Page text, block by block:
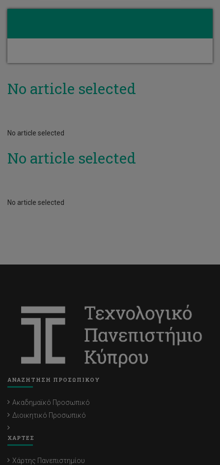
No article selected
No article selected
No article selected
No article selected
ΑΝΑΖΗΤΗΣΗ ΠΡΟΣΩΠΙΚΟΥ
Ακαδημαϊκό Προσωπικό
Διοικητικό Προσωπικό
ΧΑΡΤΕΣ
Χάρτης Πανεπιστημίου